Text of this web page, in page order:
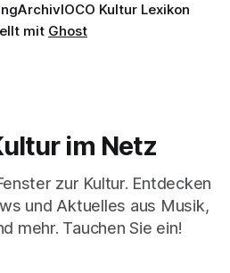
ArchivIOCO Kultur Lexikon
mit Ghost
im Netz
zur Kultur. Entdecken
und Aktuelles aus Musik,
mehr. Tauchen Sie ein!